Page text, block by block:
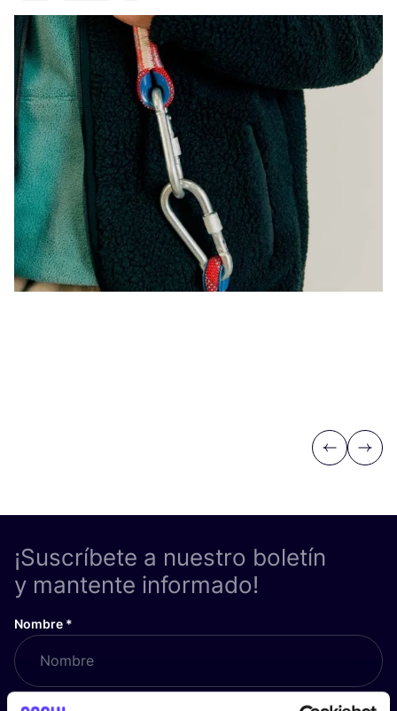
Previous
Next
¡Suscríbete a nuestro boletín
y mantente informado!
Nombre *